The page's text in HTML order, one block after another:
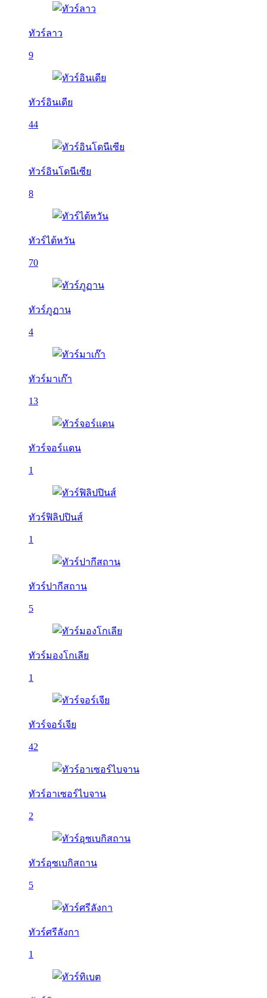
ทัวร์ลาว
9
ทัวร์อินเดีย
44
ทัวร์อินโดนีเซีย
8
ทัวร์ไต้หวัน
70
ทัวร์ภูฏาน
4
ทัวร์มาเก๊า
13
ทัวร์จอร์แดน
1
ทัวร์ฟิลิปปินส์
1
ทัวร์ปากีสถาน
5
ทัวร์มองโกเลีย
1
ทัวร์จอร์เจีย
42
ทัวร์อาเซอร์ไบจาน
2
ทัวร์อุซเบกิสถาน
5
ทัวร์ศรีลังกา
1